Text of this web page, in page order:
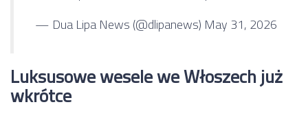
— Dua Lipa News (@dlipanews) May 31, 2026
Luksusowe wesele we Włoszech już
wkrótce